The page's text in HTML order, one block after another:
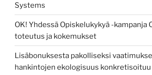
Systems
OK! Yhdessä Opiskelukykyä -kampanja
toteutus ja kokemukset
Lisäbonuksesta pakolliseksi
hankintojen ekologisuus konkretisoituu